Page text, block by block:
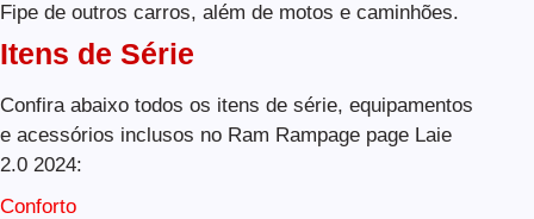
Fipe de outros carros, além de motos e caminhões.
Itens de Série
Confira abaixo todos os itens de série, equipamentos
e acessórios inclusos no Ram Rampage page Laie
2.0 2024:
Conforto